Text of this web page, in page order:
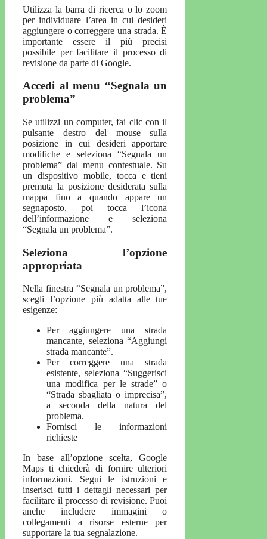
Utilizza la barra di ricerca o lo zoom
per individuare l’area in cui desideri
aggiungere o correggere una strada. È
importante essere il più precisi
possibile per facilitare il processo di
revisione da parte di Google.
Accedi al menu “Segnala un
problema”
Se utilizzi un computer, fai clic con il
pulsante destro del mouse sulla
posizione in cui desideri apportare
modifiche e seleziona “Segnala un
problema” dal menu contestuale. Su
un dispositivo mobile, tocca e tieni
premuta la posizione desiderata sulla
mappa fino a quando appare un
segnaposto, poi tocca l’icona
dell’informazione e seleziona
“Segnala un problema”.
Seleziona l’opzione
appropriata
Nella finestra “Segnala un problema”,
scegli l’opzione più adatta alle tue
esigenze:
Per aggiungere una strada
mancante, seleziona “Aggiungi
strada mancante”.
Per correggere una strada
esistente, seleziona “Suggerisci
una modifica per le strade” o
“Strada sbagliata o imprecisa”,
a seconda della natura del
problema.
Fornisci le informazioni
richieste
In base all’opzione scelta, Google
Maps ti chiederà di fornire ulteriori
informazioni. Segui le istruzioni e
inserisci tutti i dettagli necessari per
facilitare il processo di revisione. Puoi
anche includere immagini o
collegamenti a risorse esterne per
supportare la tua segnalazione.